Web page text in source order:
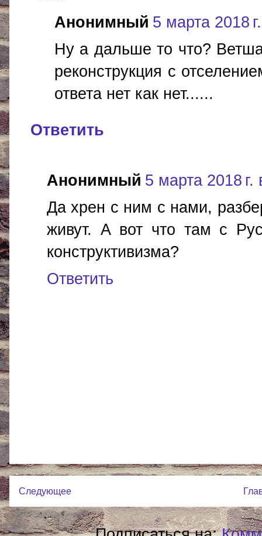
Анонимный 5 марта 2018
Ну а дальше то что?
реконструкция с
ответа нет как нет......
Ответить
Анонимный 5 марта 2018 г.
Да хрен с ним с нами,
живут. А вот что там с
конструктивизма?
Ответить
Следующее